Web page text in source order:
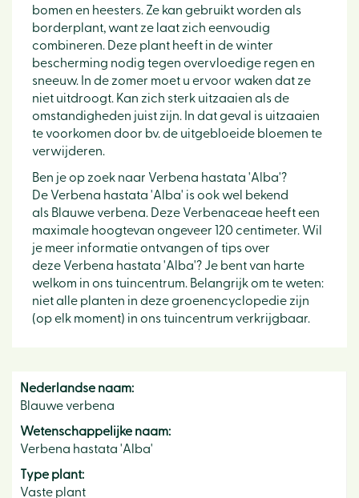
bomen en heesters. Ze kan gebruikt worden als
borderplant, want ze laat zich eenvoudig
combineren. Deze plant heeft in de winter
bescherming nodig tegen overvloedige regen en
sneeuw. In de zomer moet u ervoor waken dat ze
niet uitdroogt. Kan zich sterk uitzaaien als de
omstandigheden juist zijn. In dat geval is uitzaaien
te voorkomen door bv. de uitgebloeide bloemen te
verwijderen.
Ben je op zoek naar Verbena hastata 'Alba'?
De Verbena hastata 'Alba' is ook wel bekend
als Blauwe verbena. Deze Verbenaceae heeft een
maximale hoogtevan ongeveer 120 centimeter. Wil
je meer informatie ontvangen of tips over
deze Verbena hastata 'Alba'? Je bent van harte
welkom in ons tuincentrum. Belangrijk om te weten:
niet alle planten in deze groenencyclopedie zijn
(op elk moment) in ons tuincentrum verkrijgbaar.
Nederlandse naam:
Blauwe verbena
Wetenschappelijke naam:
Verbena hastata 'Alba'
Type plant:
Vaste plant